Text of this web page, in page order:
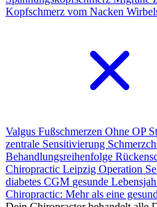
Kopfschmerz vom Nacken
Valgus Fußschmerzen Ohne OP
zentrale Sensitivierung
Behandlungsreihenfolge
Chiropractic Leipzig Operation
diabetes CGM gesunde
Chiropractic: Mehr als eine